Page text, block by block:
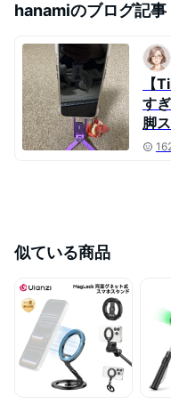
hanamiのブログ記事
【
す
脚
似ている商品